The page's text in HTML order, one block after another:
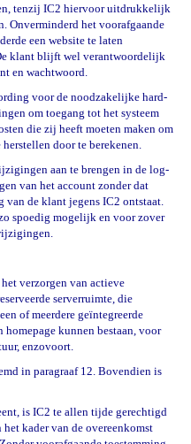
tenzij IC2 hiervoor uitdrukkelijk
Onverminderd het voorafgaande
een website te laten
klant blijft wel verantwoordelijk
en wachtwoord.
voor de noodzakelijke hard-
om toegang tot het systeem
die zij heeft moeten maken om
door te berekenen.
aan te brengen in de log-
van het account zonder dat
van de klant jegens IC2 ontstaat.
spoedig mogelijk en voor zover
verzorgen van actieve
serverruimte, die
of meerdere geïntegreerde
homepage kunnen bestaan, voor
enzovoort.
in paragraaf 12. Bovendien is
is IC2 te allen tijde gerechtigd
kader van de overeenkomst